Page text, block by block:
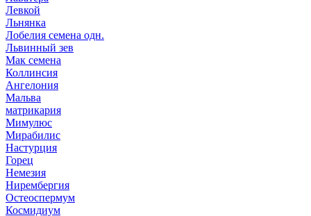
Левкой
Льнянка
Лобелия семена одн.
Львинный зев
Мак семена
Коллинсия
Ангелония
Мальва
матрикария
Мимулюс
Мирабилис
Настурция
Горец
Немезия
Нирембергия
Остеоспермум
Космидиум